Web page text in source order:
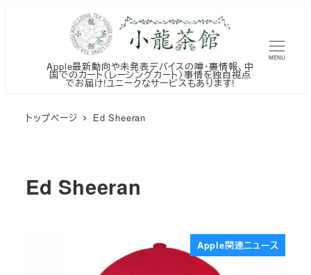
Apple最新動向や未発表デバイスの噂・裏情報、中
国でのカート（レーシングカート）事情を独自視点
でお届け!ユニークなサービスもあります!
MENU
トップページ Ed Sheeran
Ed Sheeran
Apple関連ニュース